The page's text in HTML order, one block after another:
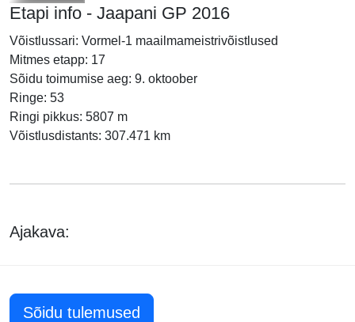
Etapi info - Jaapani GP 2016
Võistlussari: Vormel-1 maailmameistrivõistlused
Mitmes etapp: 17
Sõidu toimumise aeg: 9. oktoober
Ringe: 53
Ringi pikkus: 5807 m
Võistlusdistants: 307.471 km
Ajakava:
Sõidu tulemused